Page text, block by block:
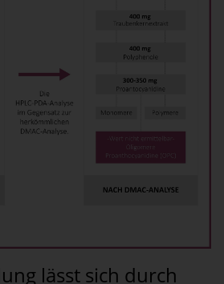
lässt sich durch